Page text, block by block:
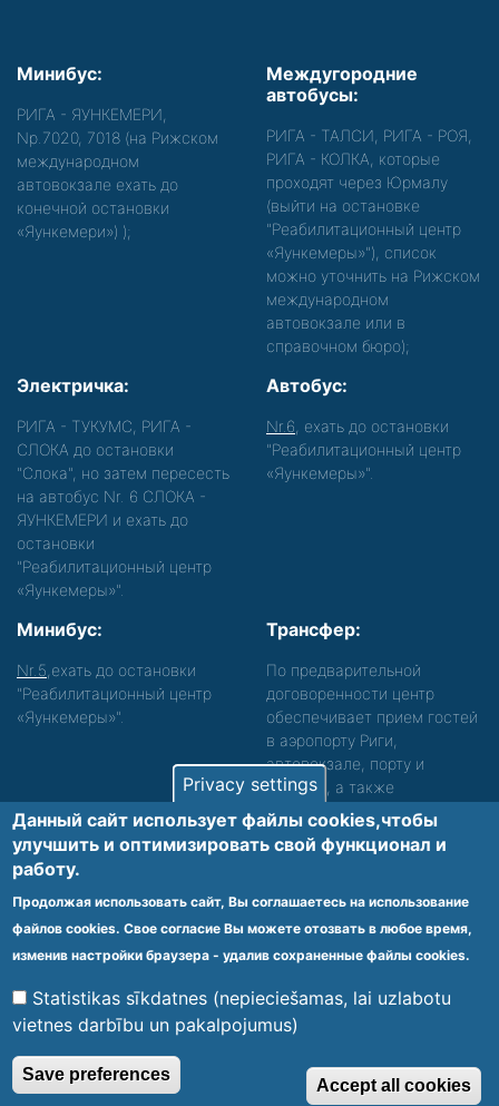
Минибус:
РИГА - ЯУНКЕМЕРИ,
Nр.7020, 7018 (на Рижском
международном
автовокзале ехать до
конечной остановки
«Яункемери») );
Междугородние
автобусы:
РИГА - ТАЛСИ, РИГА - РОЯ,
РИГА - КОЛКА, которые
проходят через Юрмалу
(выйти на остановке
"Реабилитационный центр
«Яункемеры»"), список
можно уточнить на Рижском
международном
автовокзале или в
справочном бюро);
Электричка:
РИГА - ТУКУМС, РИГА -
СЛОКА до остановки
"Слока", но затем пересесть
на автобус Nr. 6 СЛОКА -
ЯУНКЕМЕРИ и ехать до
остановки
"Реабилитационный центр
«Яункемеры»".
Автобус:
Nr.6 , ехать до остановки
"Реабилитационный центр
«Яункемеры»".
Минибус:
Nr.5 ,ехать до остановки
"Реабилитационный центр
«Яункемеры»".
Трансфер:
По предварительной
договоренности центр
обеспечивает прием гостей
в аэропорту Риги,
автовокзале, порту и
вокзале, а также
сопровождение. Просьба
звонить, чтобы уточнить
детали.
Обеспечиваем доступность среды для лиц с
функциональными нарушениями.
Footer
menu
Vietnes karte Noteikumi un privātuma politika
© 2020 Kūrorta Rehabilitācijas Centrs - Jaunķemeri. Visas tiesības
aizsargātas.
Privacy settings
Данный сайт использует файлы cookies,чтобы
улучшить и оптимизировать cвой функционал и
работу.
Продолжая использовать сайт, Вы соглашаетесь на использование
файлов cookies. Свое согласие Вы можете отозвать в любое время,
изменив настройки браузера - удалив сохраненные файлы cookies.
Statistikas sīkdatnes (nepieciešamas, lai uzlabotu
vietnes darbību un pakalpojumus)
Save preferences
Accept all cookies